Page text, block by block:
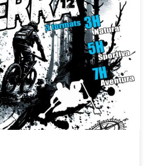
raideuses de 22 départements
avec nous aujourd’hui et nous […]